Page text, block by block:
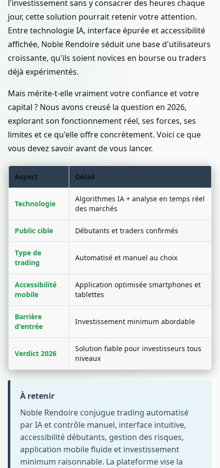
l'investissement sans y consacrer des heures chaque
jour, cette solution pourrait retenir votre attention.
Entre technologie IA, interface épurée et accessibilité
affichée, Noble Rendoire séduit une base d'utilisateurs
croissante, qu'ils soient novices en bourse ou traders
déjà expérimentés.
Mais mérite-t-elle vraiment votre confiance et votre
capital ? Nous avons creusé la question en 2026,
explorant son fonctionnement réel, ses forces, ses
limites et ce qu'elle offre concrètement. Voici ce que
vous devez savoir avant de vous lancer.
Aspect Détail
Technologie
Algorithmes IA + analyse en temps réel
des marchés
Public cible Débutants et traders confirmés
Type de
trading
Automatisé et manuel au choix
Accessibilité
mobile
Application optimisée smartphones et
tablettes
Barrière
d'entrée
Investissement minimum abordable
Verdict 2026
Solution fiable pour investisseurs tous
niveaux
À retenir
Noble Rendoire conjugue trading automatisé
par IA et contrôle manuel, interface intuitive,
accessibilité débutants, gestion des risques,
application mobile fluide et investissement
minimum raisonnable. La plateforme vise la